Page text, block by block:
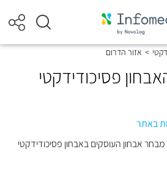
> אזור הדרום
פסיכודידקטי
אבחון העוסקים באבחון פסיכודידקטי